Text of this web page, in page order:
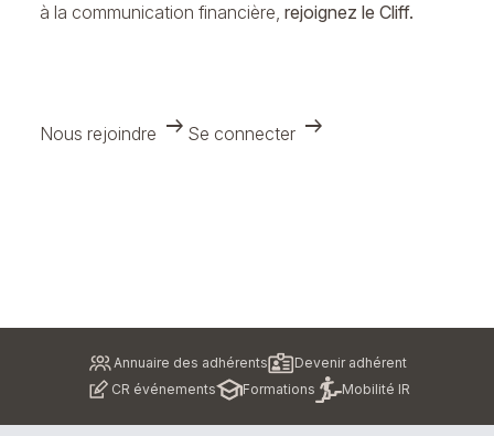
à la communication financière, rejoignez le Cliff.
Nous rejoindre arrow_right_alt Se connecter arrow_right_alt
Annuaire des adhérents
Devenir adhérent
CR événements
Formations Mobilité IR